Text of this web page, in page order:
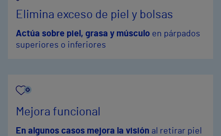
Elimina exceso de piel y bolsas
Actúa sobre piel, grasa y músculo en párpados
superiores o inferiores
Mejora funcional
En algunos casos mejora la visión al retirar piel